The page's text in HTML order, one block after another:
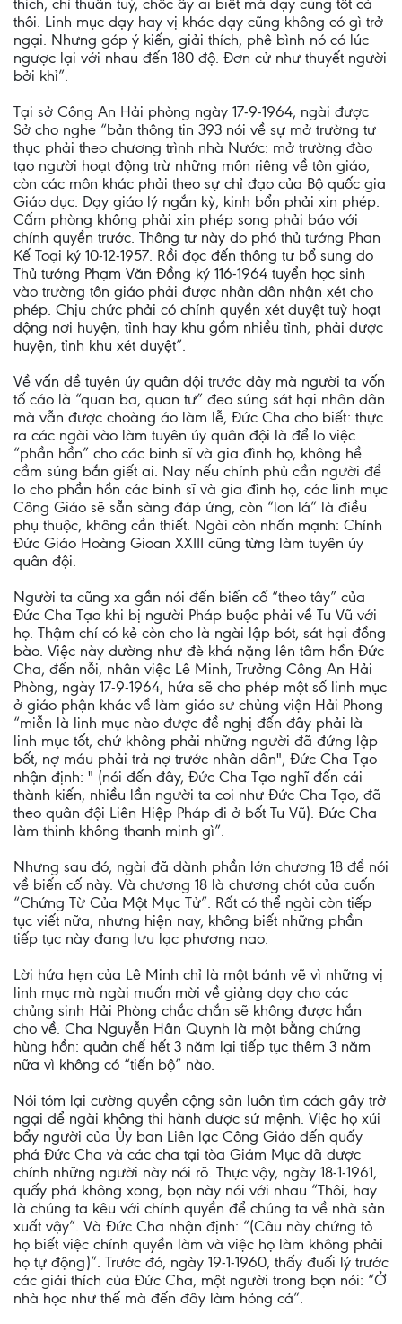
thích, chỉ thuần tuý, chốc ấy ai biết mà dạy cũng tốt cả
thôi. Linh mục dạy hay vị khác dạy cũng không có gì trở
ngại. Nhưng góp ý kiến, giải thích, phê bình nó có lúc
ngược lại với nhau đến 180 độ. Đơn cử như thuyết người
bởi khỉ”.
Tại sở Công An Hải phòng ngày 17-9-1964, ngài được
Sở cho nghe “bản thông tin 393 nói về sự mở trường tư
thục phải theo chương trình nhà Nước: mở trường đào
tạo người hoạt động trừ những môn riêng về tôn giáo,
còn các môn khác phải theo sự chỉ đạo của Bộ quốc gia
Giáo dục. Dạy giáo lý ngắn kỳ, kinh bổn phải xin phép.
Cấm phòng không phải xin phép song phải báo với
chính quyền trước. Thông tư này do phó thủ tướng Phan
Kế Toại ký 10-12-1957. Rồi đọc đến thông tư bổ sung do
Thủ tướng Phạm Văn Đồng ký 116-1964 tuyển học sinh
vào trường tôn giáo phải được nhân dân nhận xét cho
phép. Chịu chức phải có chính quyền xét duyệt tuỳ hoạt
động nơi huyện, tỉnh hay khu gồm nhiều tỉnh, phải được
huyện, tỉnh khu xét duyệt”.
Về vấn đề tuyên úy quân đội trước đây mà người ta vốn
tố cáo là “quan ba, quan tư” đeo súng sát hại nhân dân
mà vẫn được choàng áo làm lễ, Đức Cha cho biết: thực
ra các ngài vào làm tuyên úy quân đội là để lo việc
“phần hồn” cho các binh sĩ và gia đình họ, không hề
cầm súng bắn giết ai. Nay nếu chính phủ cần người để
lo cho phần hồn các binh sĩ và gia đình họ, các linh mục
Công Giáo sẽ sẵn sàng đáp ứng, còn “lon lá” là điều
phụ thuộc, không cần thiết. Ngài còn nhấn mạnh: Chính
Đức Giáo Hoàng Gioan XXIII cũng từng làm tuyên úy
quân đội.
Người ta cũng xa gần nói đến biến cố “theo tây” của
Đức Cha Tạo khi bị người Pháp buộc phải về Tu Vũ với
họ. Thậm chí có kẻ còn cho là ngài lập bót, sát hại đồng
bào. Việc này dường như đè khá nặng lên tâm hồn Đức
Cha, đến nỗi, nhân việc Lê Minh, Trưởng Công An Hải
Phòng, ngày 17-9-1964, hứa sẽ cho phép một số linh mục
ở giáo phận khác về làm giáo sư chủng viện Hải Phong
“miễn là linh mục nào được đề nghị đến đây phải là
linh mục tốt, chứ không phải những người đã đứng lập
bốt, nợ máu phải trả nợ trước nhân dân", Đức Cha Tạo
nhận định: " (nói đến đây, Đức Cha Tạo nghĩ đến cái
thành kiến, nhiều lần người ta coi như Đức Cha Tạo, đã
theo quân đội Liên Hiệp Pháp đi ở bốt Tu Vũ). Đức Cha
làm thinh không thanh minh gì”.
Nhưng sau đó, ngài đã dành phần lớn chương 18 để nói
về biến cố này. Và chương 18 là chương chót của cuốn
“Chứng Từ Của Một Mục Tử”. Rất có thể ngài còn tiếp
tục viết nữa, nhưng hiện nay, không biết những phần
tiếp tục này đang lưu lạc phương nao.
Lời hứa hẹn của Lê Minh chỉ là một bánh vẽ vì những vị
linh mục mà ngài muốn mời về giảng dạy cho các
chủng sinh Hải Phòng chắc chắn sẽ không được hắn
cho về. Cha Nguyễn Hân Quynh là một bằng chứng
hùng hồn: quản chế hết 3 năm lại tiếp tục thêm 3 năm
nữa vì không có “tiến bộ” nào.
Nói tóm lại cường quyền cộng sản luôn tìm cách gây trở
ngại để ngài không thi hành được sứ mệnh. Việc họ xúi
bẩy người của Ủy ban Liên lạc Công Giáo đến quấy
phá Đức Cha và các cha tại tòa Giám Mục đã được
chính những người này nói rõ. Thực vậy, ngày 18-1-1961,
quấy phá không xong, bọn này nói với nhau “Thôi, hay
là chúng ta kêu với chính quyền để chúng ta về nhà sản
xuất vậy”. Và Đức Cha nhận định: “(Câu này chứng tỏ
họ biết việc chính quyền làm và việc họ làm không phải
họ tự động)”. Trước đó, ngày 19-1-1960, thấy đuối lý trước
các giải thích của Đức Cha, một người trong bọn nói: “Ở
nhà học như thế mà đến đây làm hỏng cả”.